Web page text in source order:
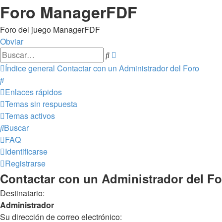
Foro ManagerFDF
Foro del juego ManagerFDF
Obviar
Buscar
avanzada
Índice general Contactar con un Administrador del Foro
Buscar
Enlaces rápidos
Temas sin respuesta
Temas activos
Buscar
FAQ
Identificarse
Registrarse
Contactar con un Administrador del
Destinatario:
Administrador
Su dirección de correo electrónico: